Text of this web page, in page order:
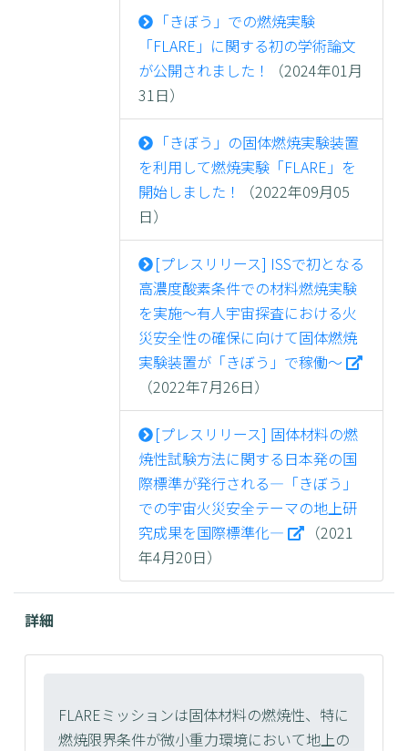
「きぼう」での燃焼実験
「FLARE」に関する初の学術論文
が公開されました！
（2024年01月
31日）
「きぼう」の固体燃焼実験装置
を利用して燃焼実験「FLARE」を
開始しました！
（2022年09月05
日）
[プレスリリース] ISSで初となる
高濃度酸素条件での材料燃焼実験
を実施～有人宇宙探査における火
災安全性の確保に向けて固体燃焼
実験装置が「きぼう」で稼働～
（2022年7月26日）
[プレスリリース] 固体材料の燃
焼性試験方法に関する日本発の国
際標準が発行される―「きぼう」
での宇宙火災安全テーマの地上研
究成果を国際標準化―
（2021
年4月20日）
詳細
FLAREミッションは固体材料の燃焼性、特に
燃焼限界条件が微小重力環境において地上の